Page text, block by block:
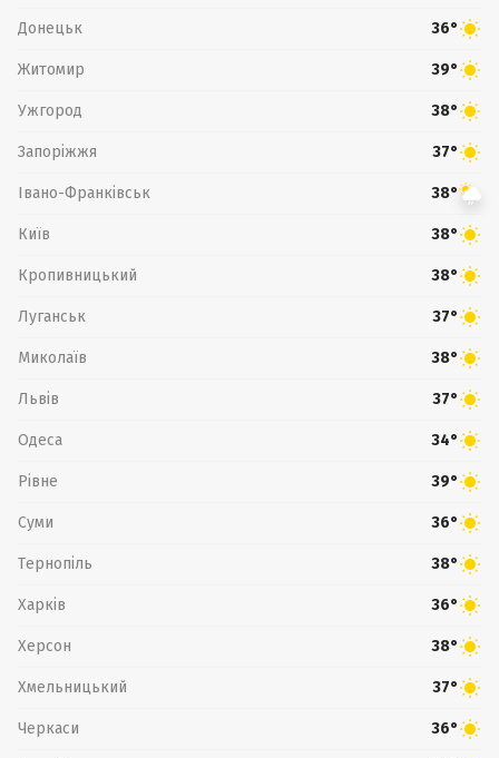
Донецьк 36°
Житомир 39°
Ужгород 38°
Запоріжжя 37°
Івано-Франківськ 38°
Київ 38°
Кропивницький 38°
Луганськ 37°
Миколаїв 38°
Львів 37°
Одеса 34°
Рівне 39°
Суми 36°
Тернопіль 38°
Харків 36°
Херсон 38°
Хмельницький 37°
Черкаси 36°